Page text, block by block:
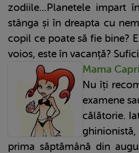
zodiile...Planetele impart în
stânga și în dreapta cu
copil ce poate să fie bine?
voios, este în vacanță?
Mama
Nu îți
examene
călătorie.
prima săptămână din